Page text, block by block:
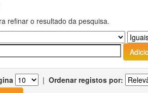
refinar o resultado da pesquisa.
| Ordenar registos por: